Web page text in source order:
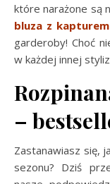
które narażone są
bluza z kapturem
garderoby! Choć
w każdej innej
–
Zastanawiasz się,
sezonu? Dziś